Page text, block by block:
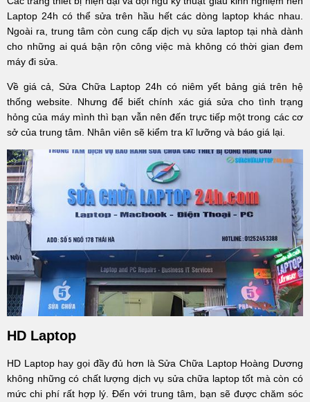
Laptop 24h có thể sửa trên hầu hết các dòng laptop khác nhau.
Ngoài ra, trung tâm còn cung cấp dịch vụ sửa laptop tại nhà dành
cho những ai quá bận rộn công việc mà không có thời gian đem
máy đi sửa.
Về giá cả, Sửa Chữa Laptop 24h có niêm yết bảng giá trên hệ
thống website. Nhưng để biết chính xác giá sửa cho tình trạng
hỏng của máy mình thì bạn vẫn nên đến trực tiếp một trong các cơ
sở của trung tâm. Nhân viên sẽ kiểm tra kĩ lưỡng và báo giá lại.
HD Laptop
HD Laptop hay gọi đầy đủ hơn là Sửa Chữa Laptop Hoàng Dương
không những có chất lượng dịch vụ sửa chữa laptop tốt mà còn có
mức chi phí rất hợp lý. Đến với trung tâm, bạn sẽ được chăm sóc